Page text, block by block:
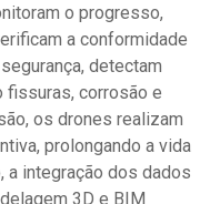
o progresso,
a conformidade
detectam
corrosão e
os drones realizam
prolongando a vida
integração dos dados
3D e BIM